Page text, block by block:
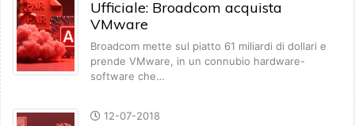
Ufficiale: Broadcom acquista
VMware
Broadcom mette sul piatto 61 miliardi di dollari e
prende VMware, in un connubio hardware-
software che…
12-07-2018